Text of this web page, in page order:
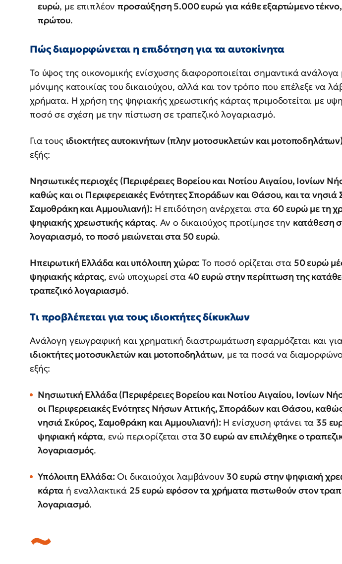
ευρώ, με επιπλέονπροσαύξηση 5.000 ευρώ για κάθε εξαρτώμενο
πρώτου.
Πώς διαμορφώνεται η επιδότηση για τα αυτοκίνητα
Το ύψος της οικονομικής ενίσχυσης διαφοροποιείται σημαντικά
μόνιμης κατοικίας του δικαιούχου, αλλά και τον τρόπο που επέλεξε να
χρήματα. Η χρήση της ψηφιακής χρεωστικής κάρτας πριμοδοτείται με
ποσό σε σχέση με την πίστωση σε τραπεζικό λογαριασμό.
Για τους ιδιοκτήτες αυτοκινήτων (πλην μοτοσυκλετών και μοτοποδηλάτων)
εξής:
Νησιωτικές περιοχές (Περιφέρειες Βορείου και Νοτίου Αιγαίου, Ιονίων
καθώς και οι Περιφερειακές Ενότητες Σποράδων και Θάσου, και τα νησιά
Σαμοθράκη και Αμμουλιανή):Η επιδότηση ανέρχεται στα 60 ευρώ με τη
ψηφιακής χρεωστικής κάρτας. Αν ο δικαιούχος προτίμησε την κατάθεση
λογαριασμό, το ποσό μειώνεται στα 50 ευρώ.
Ηπειρωτική Ελλάδα και υπόλοιπη χώρα: Το ποσό ορίζεται στα 50 ευρώ
ψηφιακής κάρτας, ενώ υποχωρεί στα 40 ευρώ στην περίπτωση της
τραπεζικό λογαριασμό.
Τι προβλέπεται για τους ιδιοκτήτες δίκυκλων
Ανάλογη γεωγραφική και χρηματική διαστρωμάτωση εφαρμόζεται και
ιδιοκτήτες μοτοσυκλετών και μοτοποδηλάτων, με τα ποσά να
εξής:
Νησιωτική Ελλάδα (Περιφέρειες Βορείου και Νοτίου Αιγαίου, Ιονίων
οι Περιφερειακές Ενότητες Νήσων Αττικής, Σποράδων και Θάσου,
νησιά Σκύρος, Σαμοθράκη και Αμμουλιανή):Η ενίσχυση φτάνει τα35
ψηφιακή κάρτα, ενώ περιορίζεται στα30 ευρώ αν επιλέχθηκε ο
λογαριασμός.
Υπόλοιπη Ελλάδα:Οι δικαιούχοι λαμβάνουν30 ευρώ στην ψηφιακή
κάρτα ή εναλλακτικά 25 ευρώ εφόσον τα χρήματα πιστωθούν στον
λογαριασμό.